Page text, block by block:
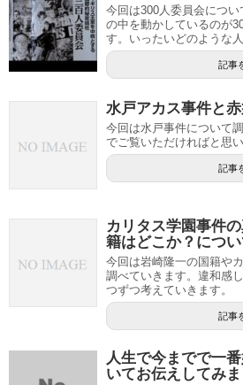
今回は300人委員会につ
の中を動かしているのが
す。いったいどのような人
記事
水戸アカス事件と
今回は水戸事件について
でご覧いただければと思い
記事
カリタス学園事件
籍はどこか？につい
今回は岩崎隆一の国籍や
調べていきます。違和感
つずつ考えていきます。
記事
人生で今までで一
いてお伝えしてみま